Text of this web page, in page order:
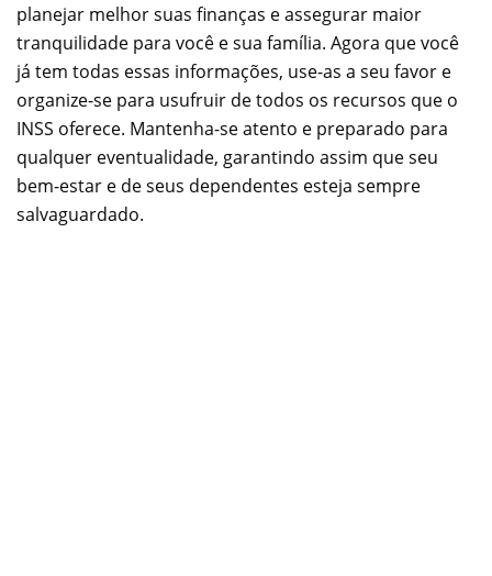
planejar melhor suas finanças e assegurar maior
tranquilidade para você e sua família. Agora que você
já tem todas essas informações, use-as a seu favor e
organize-se para usufruir de todos os recursos que o
INSS oferece. Mantenha-se atento e preparado para
qualquer eventualidade, garantindo assim que seu
bem-estar e de seus dependentes esteja sempre
salvaguardado.